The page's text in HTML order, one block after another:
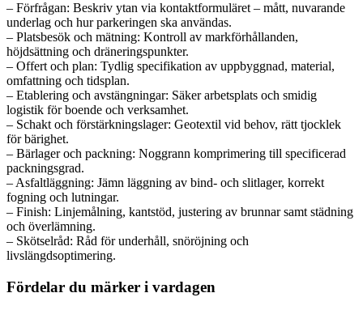
– Förfrågan: Beskriv ytan via kontaktformuläret – mått, nuvarande
underlag och hur parkeringen ska användas.
– Platsbesök och mätning: Kontroll av markförhållanden,
höjdsättning och dräneringspunkter.
– Offert och plan: Tydlig specifikation av uppbyggnad, material,
omfattning och tidsplan.
– Etablering och avstängningar: Säker arbetsplats och smidig
logistik för boende och verksamhet.
– Schakt och förstärkningslager: Geotextil vid behov, rätt tjocklek
för bärighet.
– Bärlager och packning: Noggrann komprimering till specificerad
packningsgrad.
– Asfaltläggning: Jämn läggning av bind- och slitlager, korrekt
fogning och lutningar.
– Finish: Linjemålning, kantstöd, justering av brunnar samt städning
och överlämning.
– Skötselråd: Råd för underhåll, snöröjning och
livslängdsoptimering.
Fördelar du märker i vardagen